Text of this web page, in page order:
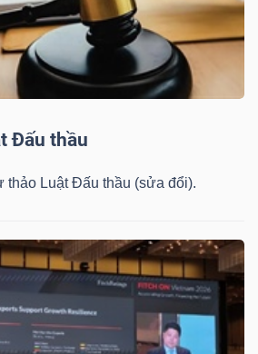
Đấu thầu
thảo Luật Đấu thầu (sửa đổi).